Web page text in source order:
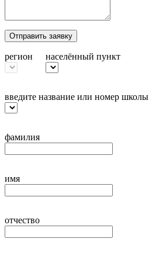
Отправить заявку
регион населённый пункт
введите название или номер школы
фамилия
имя
отчество